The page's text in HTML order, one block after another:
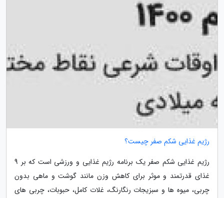
رژیم غذایی شکم صفر چیست؟
رژیم غذایی شکم صفر یک برنامه رژیم غذایی و ورزشی است که بر 9
غذای قدرتمند و موثر برای کاهش وزن مانند گوشت و ماهی بدون
چربی، میوه ها و سبزیجات رنگارنگ، غلات کامل، حبوبات، چربی های